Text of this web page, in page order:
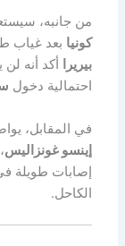
من جانبه،
كونيا بعد غياب
بيريرا
أكد أنه
احتمالية دخول
في المقابل،
إينسو غونزاليس
إصابات طويلة
الكاحل.